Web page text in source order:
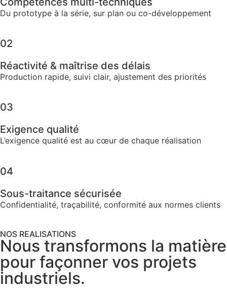
Du prototype à la série, sur plan ou co-développement
02
Réactivité & maîtrise des délais
Production rapide, suivi clair, ajustement des priorités
03
Exigence qualité​
L’exigence qualité est au cœur de chaque réalisation
04
Sous-traitance sécurisée​
Confidentialité, traçabilité, conformité aux normes clients
NOS REALISATIONS
Nous transformons la matière
pour façonner vos projets
industriels.